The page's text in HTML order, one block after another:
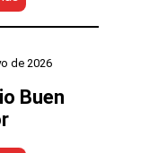
Escuela
Bernardo
´Higgins
de 2026
Buen